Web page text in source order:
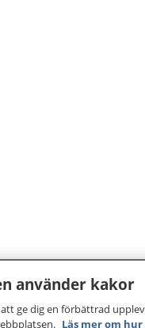
använder kakor
ge dig en förbättrad
Läs mer om